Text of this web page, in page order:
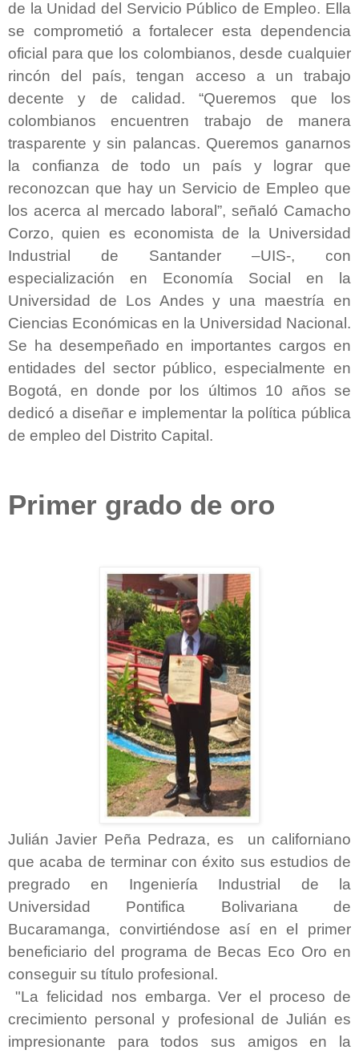
de la Unidad del Servicio Público de Empleo. Ella
se comprometió a fortalecer esta dependencia
oficial para que los colombianos, desde cualquier
rincón del país, tengan acceso a un trabajo
decente y de calidad. “Queremos que los
colombianos encuentren trabajo de manera
trasparente y sin palancas. Queremos ganarnos
la confianza de todo un país y lograr que
reconozcan que hay un Servicio de Empleo que
los acerca al mercado laboral”, señaló Camacho
Corzo, quien es economista de la Universidad
Industrial de Santander –UIS-, con
especialización en Economía Social en la
Universidad de Los Andes y una maestría en
Ciencias Económicas en la Universidad Nacional.
Se ha desempeñado en importantes cargos en
entidades del sector público, especialmente en
Bogotá, en donde por los últimos 10 años se
dedicó a diseñar e implementar la política pública
de empleo del Distrito Capital.
Primer grado de oro
Julián Javier Peña Pedraza, es un californiano
que acaba de terminar con éxito sus estudios de
pregrado en Ingeniería Industrial de la
Universidad Pontifica Bolivariana de
Bucaramanga, convirtiéndose así en el primer
beneficiario del programa de Becas Eco Oro en
conseguir su título profesional.
"La felicidad nos embarga. Ver el proceso de
crecimiento personal y profesional de Julián es
impresionante para todos sus amigos en la